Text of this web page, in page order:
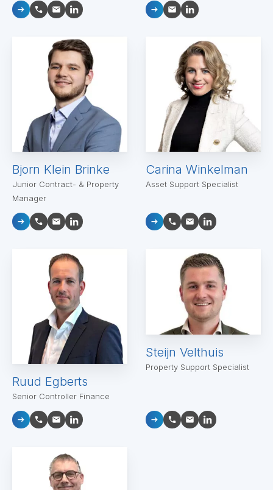
Bjorn Klein Brinke
Junior Contract- & Property
Manager
Carina Winkelman
Asset Support Specialist
Ruud Egberts
Senior Controller Finance
Steijn Velthuis
Property Support Specialist